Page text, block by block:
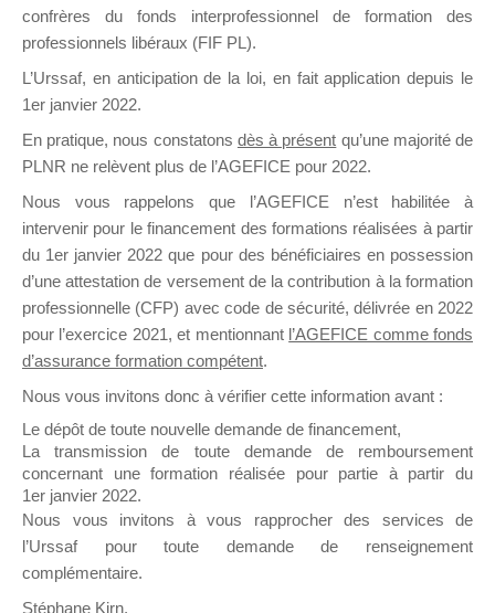
DIRIGEANT
il y a un mois
Ce groupe est destiné aux Organismes de
Formation qui souhaitent répondre à l’Appel à
Propositions Mallette du Dirigeant.
Ce groupe propose un forum dédié au support
sur lequel il est possible de laisser un message
ou poser une question.
NB : Il est nécessaire d’être
pouvoir rejoindre ce groupe
confrères du fonds interprofessionnel de formation des
professionnels libéraux (FIF PL).
L’Urssaf, en anticipation de la loi, en fait application depuis le
1er janvier 2022.
En pratique, nous constatons dès à présent qu’une majorité de
PLNR ne relèvent plus de l’AGEFICE pour 2022.
Nous vous rappelons que l’AGEFICE n’est habilitée à
intervenir pour le financement des formations réalisées à partir
du 1er janvier 2022 que pour des bénéficiaires en possession
d’une attestation de versement de la contribution à la formation
professionnelle (CFP) avec code de sécurité, délivrée en 2022
pour l’exercice 2021, et mentionnant l’AGEFICE comme fonds
d’assurance formation compétent.
Nous vous invitons donc à vérifier cette information avant :
Le dépôt de toute nouvelle demande de financement,
La transmission de toute demande de remboursement
concernant une formation réalisée pour partie à partir du
1er janvier 2022.
Nous vous invitons à vous rapprocher des services de
l’Urssaf pour toute demande de renseignement
complémentaire.
Stéphane Kirn,